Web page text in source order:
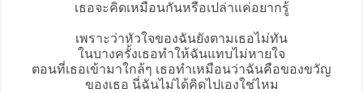
เธอจะคิดเหมือนกันหรือเปล่าแค่อยากรู้
เพราะว่าหัวใจของฉันยังตามเธอไม่ทัน
ในบางครั้งเธอทำให้ฉันแทบไม่หายใจ
ตอนที่เธอเข้ามาใกล้ๆ เธอทำเหมือนว่าฉันคือของขวัญ
ของเธอ นี่ฉันไม่ได้คิดไปเองใช่ไหม